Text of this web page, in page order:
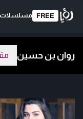
FREE مسلسلات
روان بن حسين